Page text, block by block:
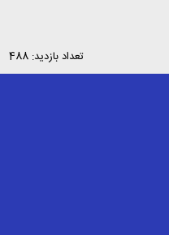
تعداد بازدید: 488